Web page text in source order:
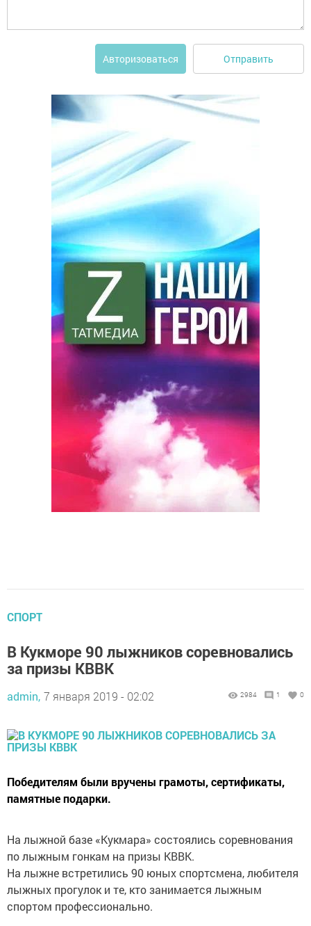
Авторизоваться Отправить
СПОРТ
В Кукморе 90 лыжников соревновались
за призы КВВК
admin, 7 января 2019 - 02:02 2984 1 0
Победителям были вручены грамоты, сертификаты,
памятные подарки.
На лыжной базе «Кукмара» состоялись соревнования
по лыжным гонкам на призы КВВК.
На лыжне встретились 90 юных спортсмена, любителя
лыжных прогулок и те, кто занимается лыжным
спортом профессионально.